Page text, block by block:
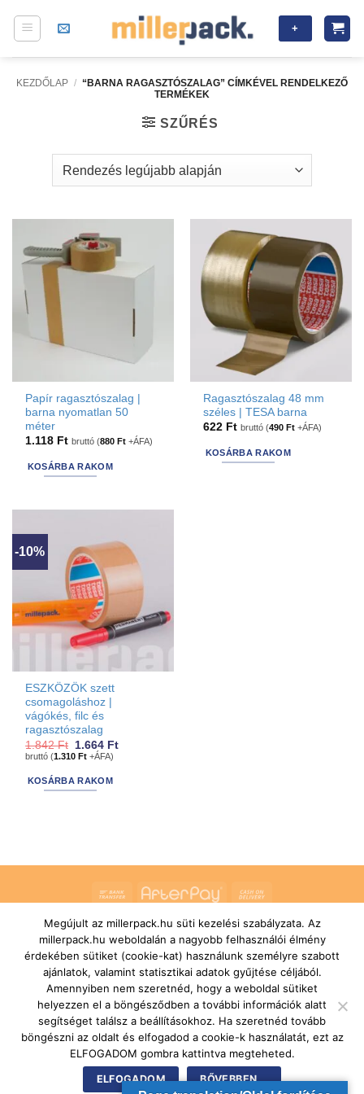
+
KEZDŐLAP / “BARNA RAGASZTÓSZALAG” CÍMKÉVEL RENDELKEZŐ
TERMÉKEK
SZŰRÉS
Papír ragasztószalag |
barna nyomatlan 50
méter
1.118 Ft bruttó (880Ft +ÁFA)
KOSÁRBA RAKOM
Ragasztószalag 48 mm
széles | TESA barna
622 Ft bruttó (490Ft +ÁFA)
KOSÁRBA RAKOM
-10%
ESZKÖZÖK szett
csomagoláshoz |
vágókés, filc és
ragasztószalag
1.842Ft Original
price
1.842 Ft.
1.664 FtCurrent
bruttó (1.310Ft +ÁFA)
KOSÁRBA RAKOM
Bank
AfterPay
Delivery
RÓLUNK
ÁLTALÁNOS SZERZŐDÉSI FELTÉTELEK
SZÁLLÍTÁSI ÉS FIZETÉSI FELTÉTELEK
JOGI NYILATKOZAT
IMPRESSZUM
KAPCSOLAT
ÜGYFÉLSZOLGÁLAT
FELIRATKOZÁS HÍRLEVÉLRE
Copyright 2026 © MILLERPACK.HUPowered byPrintroom Bt. -
Hungary
Megújult az millerpack.hu süti kezelési szabályzata. Az
millerpack.hu weboldalán a nagyobb felhasználói élmény
érdekében sütiket (cookie-kat) használunk személyre szabott
ajánlatok, valamint statisztikai adatok gyűjtése céljából.
Amennyiben nem szeretnéd, hogy a weboldal sütiket
helyezzen el a böngésződben a további információk alatt
segítséget találsz a beállításokhoz. Ha szeretnéd tovább
böngészni az oldalt és elfogadod a cookie-k használatát, ezt az
ELFOGADOM gombra kattintva megteheted.
ELFOGADOM BŐVEBBEN...